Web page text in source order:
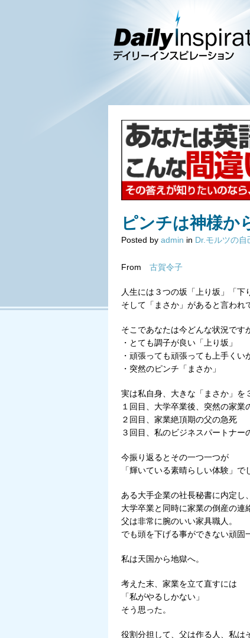
ピンチは神様か
Posted by admin in Dr.モルツの自
From 古賀令子
人生には３つの坂「上り坂」「下
そして「まさか」があると言われ
そこであなたは今どんな状況です
・とても調子が良い「上り坂」
・頑張っても頑張っても上手くい
・突然のピンチ「まさか」
実は私自身、大きな「まさか」を
１回目、大学卒業後、突然の家業
２回目、家業絶頂期の父の急死
３回目、私のビジネスパートナー
今振り返るとその一つ一つが
「輝いている素晴らしい体験」で
ある大手企業の社長秘書に内定し
大学卒業と同時に家業の倒産の連
父は非常に腕のいい家具職人。
でも頭を下げる事ができない頑固
私は天国から地獄へ。
考えた末、家業を立て直すには
「私がやるしかない」
そう思った。
役割分担して、父は作る人、私は